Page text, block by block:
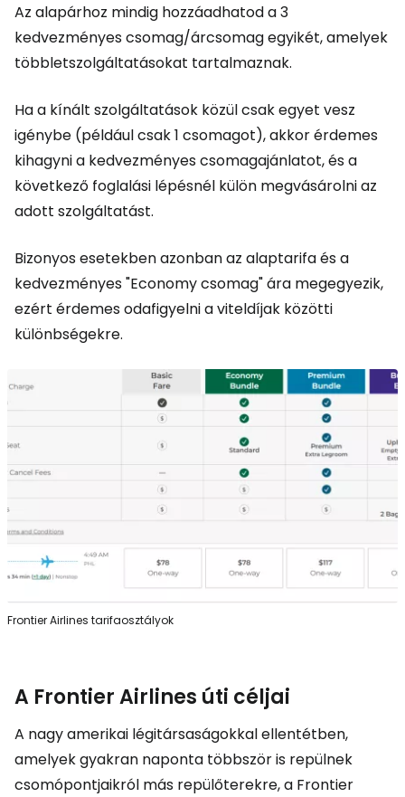
Az alapárhoz mindig hozzáadhatod a 3
kedvezményes csomag/árcsomag egyikét, amelyek
többletszolgáltatásokat tartalmaznak.
Ha a kínált szolgáltatások közül csak egyet vesz
igénybe (például csak 1 csomagot), akkor érdemes
kihagyni a kedvezményes csomagajánlatot, és a
következő foglalási lépésnél külön megvásárolni az
adott szolgáltatást.
Bizonyos esetekben azonban az alaptarifa és a
kedvezményes "Economy csomag" ára megegyezik,
ezért érdemes odafigyelni a viteldíjak közötti
különbségekre.
Frontier Airlines tarifaosztályok
A Frontier Airlines úti céljai
A nagy amerikai légitársaságokkal ellentétben,
amelyek gyakran naponta többször is repülnek
csomópontjaikról más repülőterekre, a Frontier